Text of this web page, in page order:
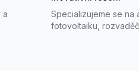
a
Specializujeme se na
fotovoltaiku,